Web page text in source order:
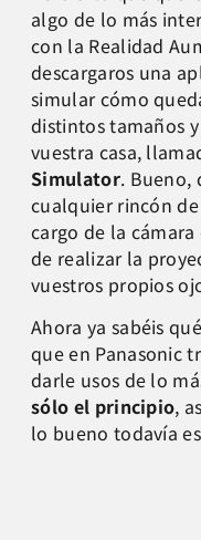
algo de lo más
con la Realidad
descargaros una
simular cómo
distintos tamaños
vuestra casa,
Simulator. Bueno,
cualquier rincón
cargo de la
de realizar la
vuestros propios
Ahora ya sabéis
que en Panasonic
darle usos de lo
sólo el principio,
lo bueno todavía